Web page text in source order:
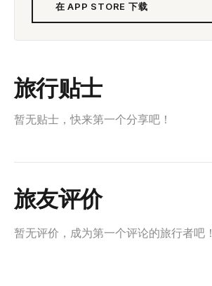
在 APP STORE 下载
旅行贴士
暂无贴士，快来第一个分享吧！
旅友评价
暂无评价，成为第一个评论的旅行者吧！